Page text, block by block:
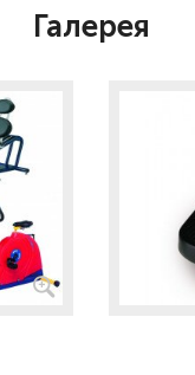
Галерея